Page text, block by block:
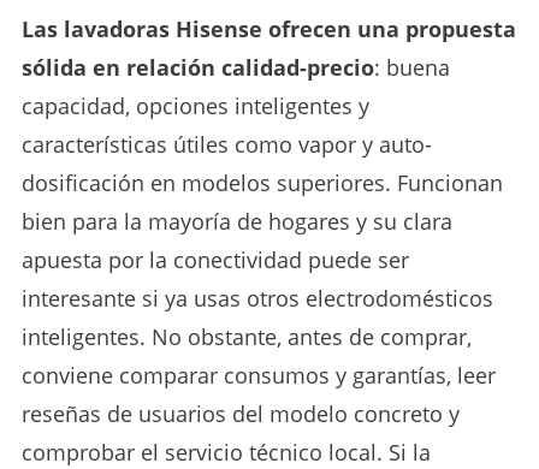
Las lavadoras Hisense ofrecen una propuesta
sólida en relación calidad-precio: buena
capacidad, opciones inteligentes y
características útiles como vapor y auto-
dosificación en modelos superiores. Funcionan
bien para la mayoría de hogares y su clara
apuesta por la conectividad puede ser
interesante si ya usas otros electrodomésticos
inteligentes. No obstante, antes de comprar,
conviene comparar consumos y garantías, leer
reseñas de usuarios del modelo concreto y
comprobar el servicio técnico local. Si la